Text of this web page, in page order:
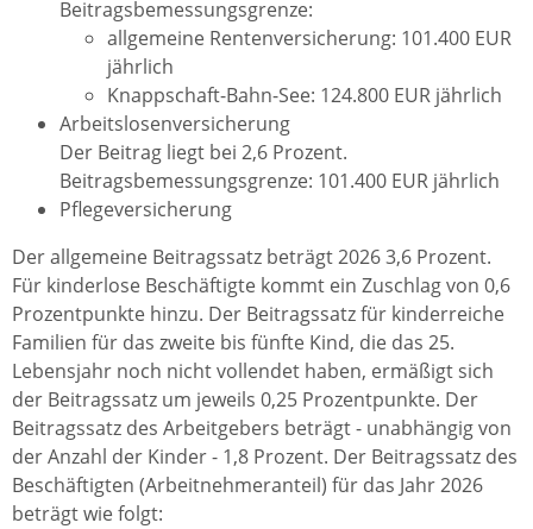
Beitragsbemessungsgrenze:
allgemeine Rentenversicherung: 101.400 EUR
jährlich
Knappschaft-Bahn-See: 124.800 EUR jährlich
Arbeitslosenversicherung
Der Beitrag liegt bei 2,6 Prozent.
Beitragsbemessungsgrenze: 101.400 EUR jährlich
Pflegeversicherung
Der allgemeine Beitragssatz beträgt 2026 3,6 Prozent.
Für kinderlose Beschäftigte kommt ein Zuschlag von 0,6
Prozentpunkte hinzu. Der Beitragssatz für kinderreiche
Familien für das zweite bis fünfte Kind, die das 25.
Lebensjahr noch nicht vollendet haben, ermäßigt sich
der Beitragssatz um jeweils 0,25 Prozentpunkte. Der
Beitragssatz des Arbeitgebers beträgt - unabhängig von
der Anzahl der Kinder - 1,8 Prozent. Der Beitragssatz des
Beschäftigten (Arbeitnehmeranteil) für das Jahr 2026
beträgt wie folgt: